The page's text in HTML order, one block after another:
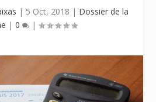
| 5 Oct, 2018 | Dossier de la
| 0 |